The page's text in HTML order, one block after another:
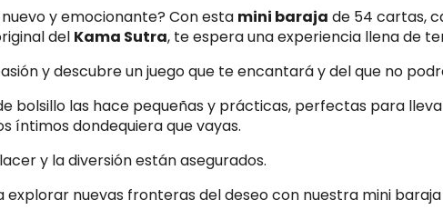
y emocionante? Con esta mini baraja de 54 cartas,
del Kama Sutra, te espera una experiencia llena de
y descubre un juego que te encantará y del que no
bolsillo las hace pequeñas y prácticas, perfectas para
íntimos dondequiera que vayas.
y la diversión están asegurados.
explorar nuevas fronteras del deseo con nuestra mini